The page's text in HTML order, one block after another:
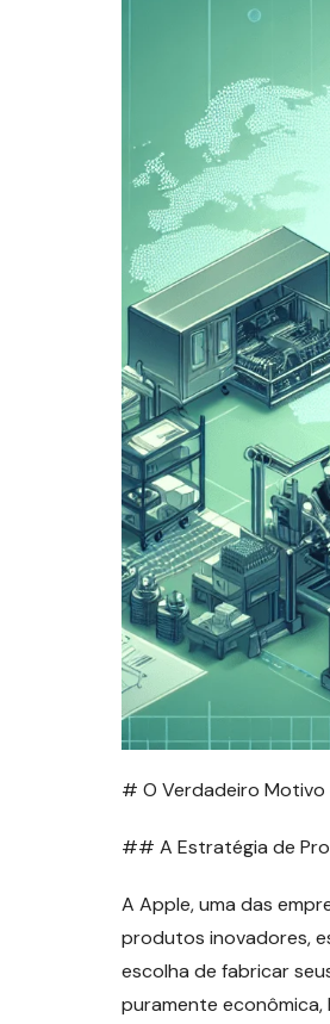
# O Verdadeiro Motivo
## A Estratégia de
A Apple, uma das
produtos inovadores,
escolha de fabricar
puramente